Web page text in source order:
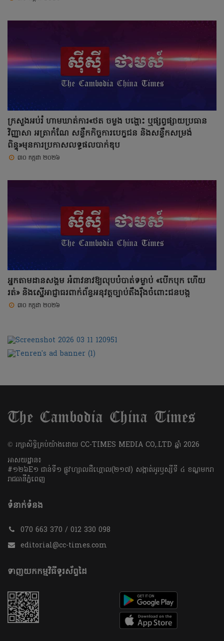
ក្រសួងអប់រំ ហាមឃាត់ការ«ថត ចម្លង បង្ហោះ ឬផ្សព្វផ្សាយប្រធាន
វិញ្ញាសា អត្រាកំណែ សន្លឹកកិច្ចការបេក្ខជន និងសន្លឹកសម្រង់
ពិន្ទុ»មុនការប្រកាសលទ្ធផលបាក់ឌុប
៣០ កក្កដា ២០២៦
អ្នកតាមដានសង្គម អំពាវនាវឱ្យលុបបំបាត់ទម្លាប់ «បើកបុក ហើយ
រត់» និងស្នើអាជ្ញាធរពាក់ព័ន្ធអនុវត្តច្បាប់តឹងរ៉ឹងចំពោះជនបង្ក
៣០ កក្កដា ២០២៦
​© រក្សា​សិទ្ធិ​គ្រប់​យ៉ាង​ដោយ​ CC-TIMES MEDIA CO,.LTD ឆ្នាំ​ 2026
អាសយដ្ឋាន៖
#១២៦E១ ជាន់ទី១ ផ្លូវហ្សាលដឺហ្គោល(២១៧) សង្កាត់អូរឫស្សីទី ៤ ខណ្ឌមករា
រាជធានីភ្នំពេញ
ទំនាក់ទំនង
070 663 370 / 012 330 098
editorial@cc-times.com
ទាញយកកម្មវិធីទូរស័ព្ទដៃ